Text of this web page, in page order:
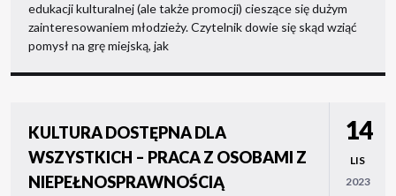
edukacji kulturalnej (ale także promocji) cieszące się dużym
zainteresowaniem młodzieży. Czytelnik dowie się skąd wziąć
pomysł na grę miejską, jak
KULTURA DOSTĘPNA DLA
WSZYSTKICH – PRACA Z OSOBAMI Z
NIEPEŁNOSPRAWNOŚCIĄ
14
LIS
2023